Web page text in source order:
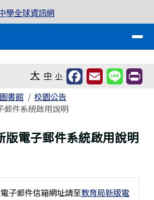
級中學全球資訊網
大 中 小
圖書館
校園公告
郵件系統啟用說明
版電子郵件系統啟用說明
子郵件信箱網址請至教育局新版電